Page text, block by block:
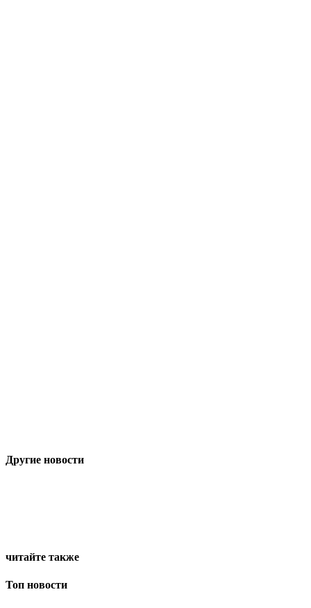
Другие новости
читайте также
Топ новости